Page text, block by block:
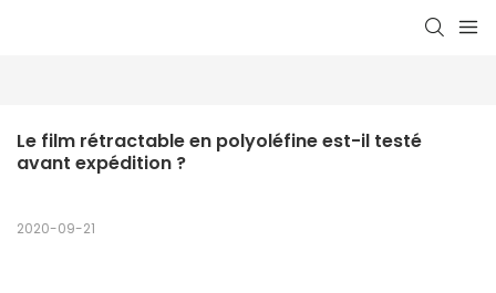
Le film rétractable en polyoléfine est-il testé
avant expédition ?
2020-09-21